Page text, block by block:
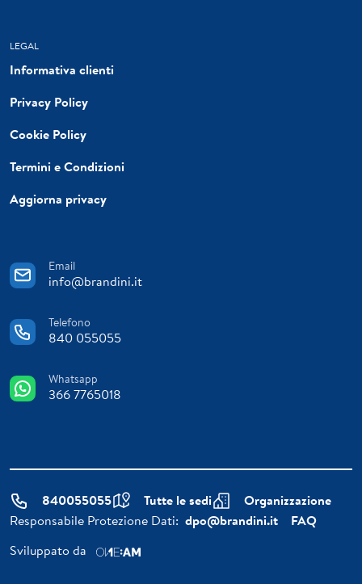
LEGAL
Informativa clienti
Privacy Policy
Cookie Policy
Termini e Condizioni
Aggiorna privacy
Email
info@brandini.it
Telefono
840 055055
Whatsapp
366 7765018
840055055 Tutte le sedi
Organizzazione
Responsabile Protezione Dati: dpo@brandini.it
FAQ
Sviluppato da